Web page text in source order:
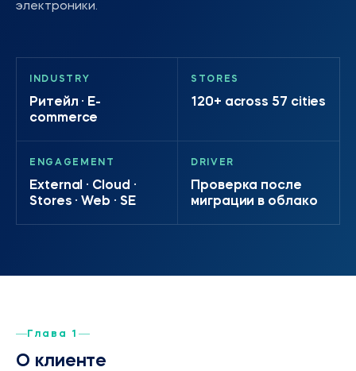
электроники.
INDUSTRY
Ритейл · E-
commerce
STORES
120+ across 57 cities
ENGAGEMENT
External · Cloud ·
Stores · Web · SE
DRIVER
Проверка после
миграции в облако
Глава 1
О клиенте